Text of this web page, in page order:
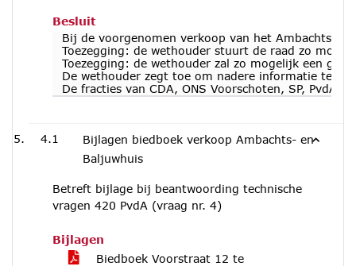
Besluit
Bij de voorgenomen verkoop van het Ambachts-
Toezegging: de wethouder stuurt de raad zo
Toezegging: de wethouder zal zo mogelijk een
De wethouder zegt toe om nadere informatie te
De fracties van CDA, ONS Voorschoten, SP, PvdA
4.1
Bijlagen biedboek verkoop Ambachts- en
Baljuwhuis
Betreft bijlage bij beantwoording technische
vragen 420 PvdA (vraag nr. 4)
Bijlagen
Biedboek Voorstraat 12 te